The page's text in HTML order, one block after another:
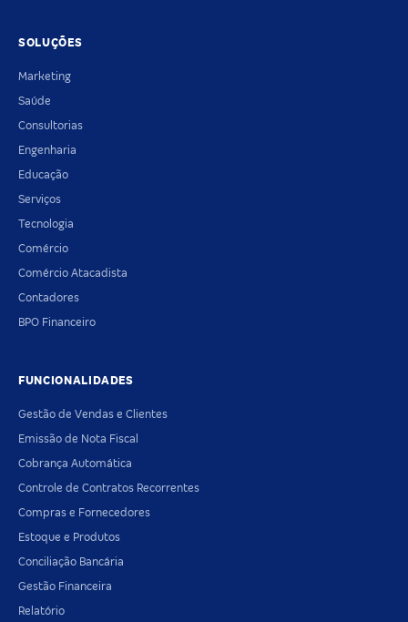
SOLUÇÕES
Marketing
Saúde
Consultorias
Engenharia
Educação
Serviços
Tecnologia
Comércio
Comércio Atacadista
Contadores
BPO Financeiro
FUNCIONALIDADES
Gestão de Vendas e Clientes
Emissão de Nota Fiscal
Cobrança Automática
Controle de Contratos Recorrentes
Compras e Fornecedores
Estoque e Produtos
Conciliação Bancária
Gestão Financeira
Relatório